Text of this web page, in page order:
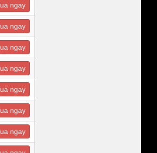
ngay
ngay
ngay
ngay
ngay
ngay
ngay